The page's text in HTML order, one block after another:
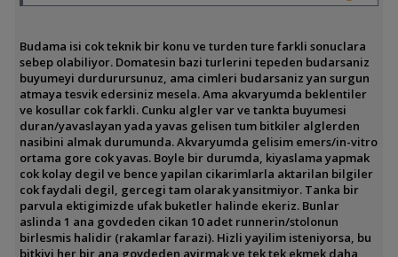
Budama isi cok teknik bir konu ve turden ture farkli sonuclara
sebep olabiliyor. Domatesin bazi turlerini tepeden budarsaniz
buyumeyi durdurursunuz, ama cimleri budarsaniz yan surgun
atmaya tesvik edersiniz mesela. Ama akvaryumda beklentiler
ve kosullar cok farkli. Cunku algler var ve tankta buyumesi
duran/yavaslayan yada yavas gelisen tum bitkiler alglerden
nasibini almak durumunda. Akvaryumda gelisim emers/in-vitro
ortama gore cok yavas. Boyle bir durumda, kiyaslama yapmak
cok kolay degil ve bence yapilan cikarimlarla aktarilan bilgiler
cok faydali degil, gercegi tam olarak yansitmiyor. Tanka bir
parvula ektigimizde ufak buketler halinde ekeriz. Bunlar
aslinda 1 ana govdeden cikan 10 adet runnerin/stolonun
birlesmis halidir (rakamlar farazi). Hizli yayilim isteniyorsa, bu
bitkiyi her bir ana govdeden ayirmak ve tek tek ekmek daha